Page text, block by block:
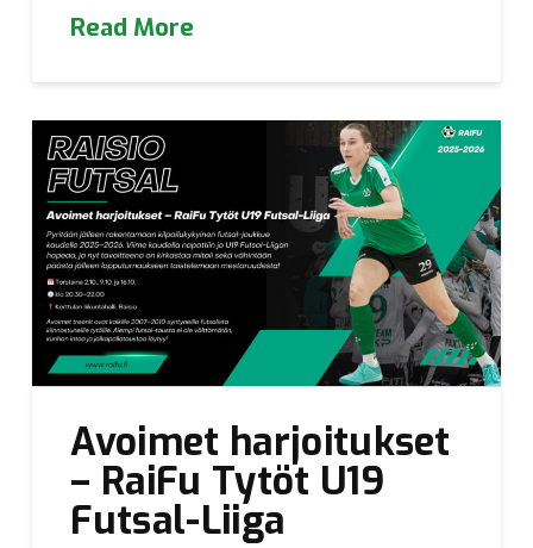
Read More
Avoimet harjoitukset
– RaiFu Tytöt U19
Futsal-Liiga